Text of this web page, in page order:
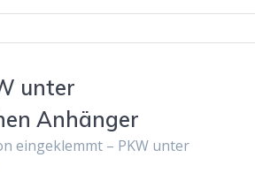
unter
Anhänger
eingeklemmt – PKW unter